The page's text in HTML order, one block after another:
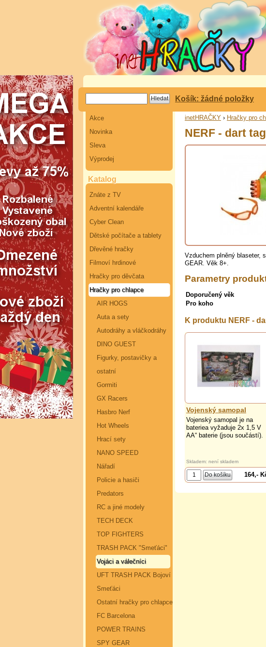
Košík: žádné položky
Akce
Novinka
Sleva
Výprodej
Katalog
Znáte z TV
Adventní kalendáře
Cyber Clean
Dětské počítače a tablety
Dřevěné hračky
Filmoví hrdinové
Hračky pro děvčata
Hračky pro chlapce
AIR HOGS
Auta a sety
Autodráhy a vláčkodráhy
DINO GUEST
Figurky, postavičky a
ostatní
Gormiti
GX Racers
Hasbro Nerf
Hot Wheels
Hrací sety
NANO SPEED
Nářadí
Policie a hasiči
Predators
RC a jiné modely
TECH DECK
TOP FIGHTERS
TRASH PACK "Smeťáci"
Vojáci a válečníci
UFT TRASH PACK Bojoví
Smeťáci
Ostatní hračky pro chlapce
FC Barcelona
POWER TRAINS
SPY GEAR
inetHRAČKY › Hračky pro
NERF - dart
Vzduchem plněný blaseter,
GEAR. Věk 8+.
Parametry
Doporučený věk
Pro koho
K produktu NERF -
Vojenský samopal
Vojenský samopal je na
bateriea vyžaduje 2x 1,5 V
AA“ baterie (jsou součástí).
Skladem: není skladem
164,-